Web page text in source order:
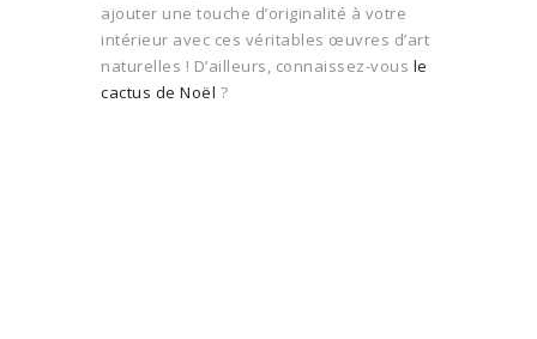
ajouter une touche d’originalité à votre
intérieur avec ces véritables œuvres d’art
naturelles ! D’ailleurs, connaissez-vous le
cactus de Noël ?